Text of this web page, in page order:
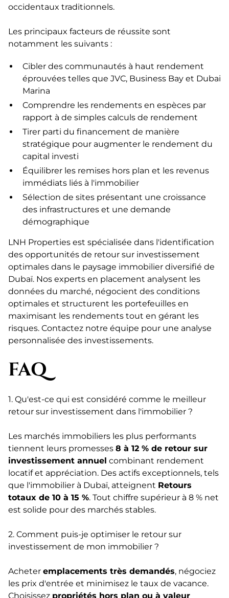
occidentaux traditionnels.
Les principaux facteurs de réussite sont
notamment les suivants :
Cibler des communautés à haut rendement
éprouvées telles que JVC, Business Bay et Dubai
Marina
Comprendre les rendements en espèces par
rapport à de simples calculs de rendement
Tirer parti du financement de manière
stratégique pour augmenter le rendement du
capital investi
Équilibrer les remises hors plan et les revenus
immédiats liés à l'immobilier
Sélection de sites présentant une croissance
des infrastructures et une demande
démographique
LNH Properties est spécialisée dans l'identification
des opportunités de retour sur investissement
optimales dans le paysage immobilier diversifié de
Dubaï. Nos experts en placement analysent les
données du marché, négocient des conditions
optimales et structurent les portefeuilles en
maximisant les rendements tout en gérant les
risques. Contactez notre équipe pour une analyse
personnalisée des investissements.
FAQ
1. Qu'est-ce qui est considéré comme le meilleur
retour sur investissement dans l'immobilier ?
Les marchés immobiliers les plus performants
tiennent leurs promesses 8 à 12 % de retour sur
investissement annuel combinant rendement
locatif et appréciation. Des actifs exceptionnels, tels
que l'immobilier à Dubaï, atteignent Retours
totaux de 10 à 15 %. Tout chiffre supérieur à 8 % net
est solide pour des marchés stables.
2. Comment puis-je optimiser le retour sur
investissement de mon immobilier ?
Acheter emplacements très demandés, négociez
les prix d'entrée et minimisez le taux de vacance.
Choisissez propriétés hors plan ou à valeur